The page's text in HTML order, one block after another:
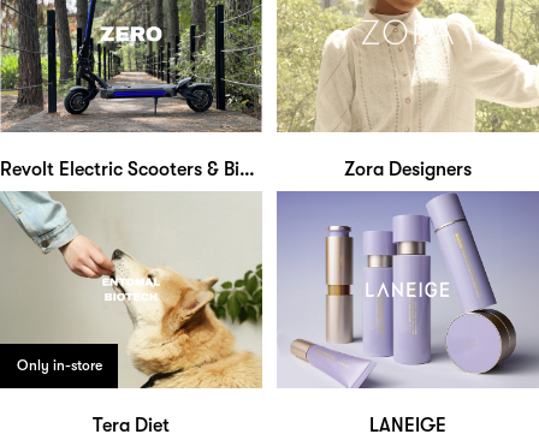
Revolt Electric Scooters & Bikes Malaysia Zora Designers
Only in-store
Tera Diet LANEIGE